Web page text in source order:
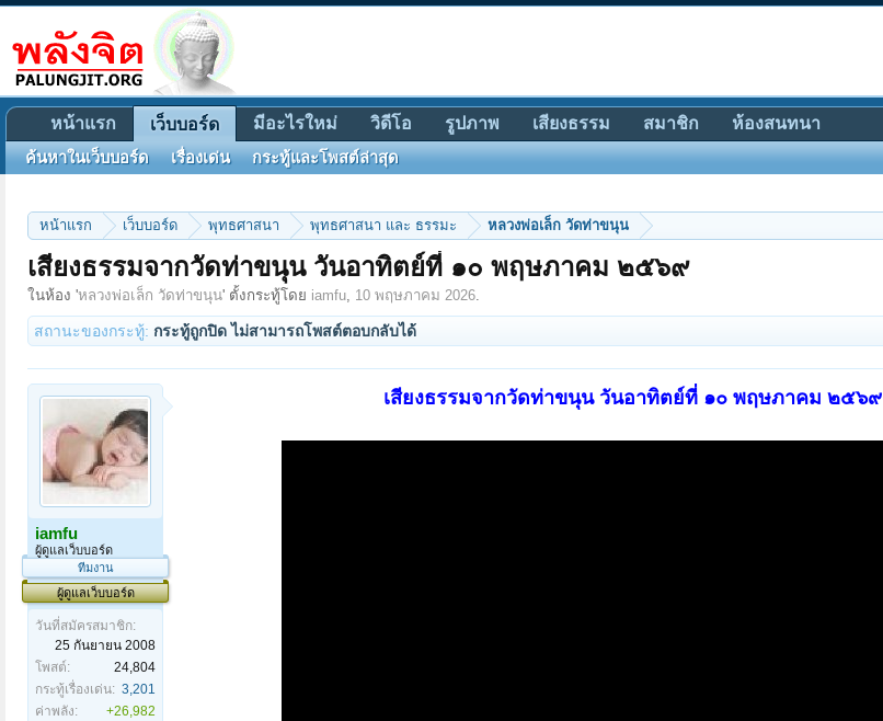
หน้าแรก เว็บบอร์ด พุทธศาสนา พุทธศาสนา และ ธรรมะ หลวงพ่อเล็ก วัดท่าขนุน
เสียงธรรมจากวัดท่าขนุน วันอาทิตย์ที่ ๑๐ พฤษภาคม ๒๕๖๙
ในห้อง 'หลวงพ่อเล็ก วัดท่าขนุน' ตั้งกระทู้โดย iamfu, 10 พฤษภาคม 2026.
สถานะของกระทู้: กระทู้ถูกปิด ไม่สามารถโพสต์ตอบกลับได้
iamfu
ผู้ดูแลเว็บบอร์ด
ทีมงาน
ผู้ดูแลเว็บบอร์ด
วันที่สมัครสมาชิก:
25 กันยายน 2008
โพสต์:
24,804
กระทู้เรื่องเด่น: 3,201
ค่าพลัง:
+26,982
เสียงธรรมจากวัดท่าขนุน วันอาทิตย์ที่ ๑๐ พฤษภาคม ๒๕๖๙
หน้าแรก เว็บบอร์ด
ค้นหาในเว็บบอร์ด เรื่องเด่น กระทู้และโพสต์ล่าสุด
มีอะไรใหม่ วิดีโอ รูปภาพ เสียงธรรม สมาชิก ห้องสนทนา